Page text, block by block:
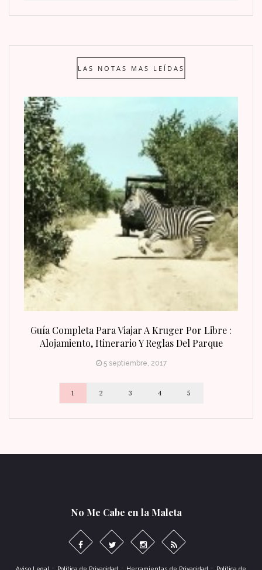
LAS NOTAS MAS LEÍDAS
Guía Completa Para Viajar A Kruger Por Libre :
Alojamiento, Itinerario Y Reglas Del Parque
5 septiembre, 2017
1 2 3 4 5
No Me Cabe en la Maleta
- - -